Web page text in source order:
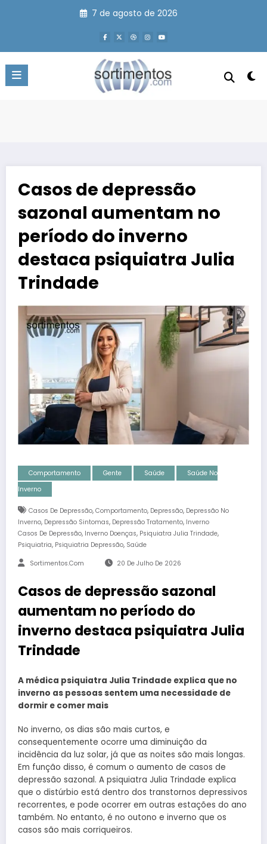
7 de agosto de 2026
Casos de depressão
sazonal aumentam no
período do inverno
destaca psiquiatra Julia
Trindade
Comportamento Gente Saúde
Saúde No
Inverno
Casos De Depressão, Comportamento, Depressão, Depressão No
Inverno, Depressão Sintomas, Depressão Tratamento, Inverno
Casos De Depressão, Inverno Doenças, Psiquiatra Julia Trindade,
Psiquiatria, Psiquiatria Depressão, Saúde
Sortimentos.com 20 De Julho De 2026
Casos de depressão sazonal
aumentam no período do
inverno destaca psiquiatra Julia
Trindade
A médica psiquiatra Julia Trindade explica que no
inverno as pessoas sentem uma necessidade de
dormir e comer mais
No inverno, os dias são mais curtos, e
consequentemente ocorre uma diminuição da
incidência da luz solar, já que as noites são mais longas.
Em função disso, é comum o aumento de casos de
depressão sazonal. A psiquiatra Julia Trindade explica
que o distúrbio está dentro dos transtornos depressivos
recorrentes, e pode ocorrer em outras estações do ano
também. No entanto, é no outono e inverno que os
casos são mais corriqueiros.